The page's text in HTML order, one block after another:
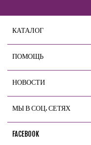
КАТАЛОГ
ПОМОЩЬ
НОВОСТИ
МЫ В СОЦ. СЕТЯХ
FACEBOOK